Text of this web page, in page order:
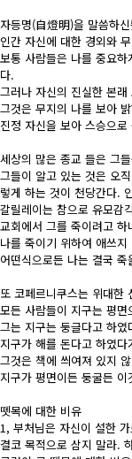
자등명(自燈明)을 말씀하
인간 자신에 대한 경외와
보통 사람들은 나를 중요
다.
그러나 자신의 진실한 본
그것은 무지의 나를 보아
진정 자신을 보아 스승으
세상의 많은 종교 들은 그
그들이 알고 있는 것은 오
렇게 하는 것이 천당간다.
갈릴레이는 참으로 유모감
교회에서 그를 죽이려고
나를 죽이기 위하여 애쓰지
어떤식으로든 나는 결국
또 코페르니쿠스는 위대한
모든 사람들이 지구는 평
그는 지구는 둥글다고 하
지구가 해를 돈다고 하였다
그것은 책에 씌여져 있지
지구가 평면이든 둥굴든
뗏목에 대한 비유
1, 부처님은 자신이 설한
결코 목적으로 삼지 말라.